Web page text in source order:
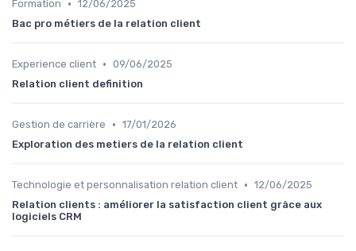
Formation • 12/06/2025
Bac pro métiers de la relation client
Experience client • 09/06/2025
Relation client definition
Gestion de carrière • 17/01/2026
Exploration des metiers de la relation client
Technologie et personnalisation relation client • 12/06/2025
Relation clients : améliorer la satisfaction client grâce aux
logiciels CRM